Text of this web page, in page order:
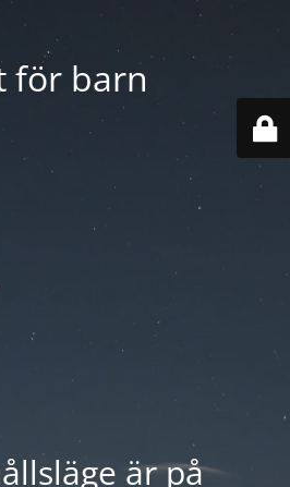
för barn
är på